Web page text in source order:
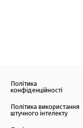
Політика
конфіденційності
Політика використання
штучного інтелекту